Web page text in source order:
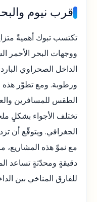
قرب نيوم
تكتسب تبوك أهميةً
ووجهات البحر الأحمر
الداخل الصحراوي
ورطوبة. ومع تطوّر هذه
الطقس للمسافرين
تختلف الأجواء بشكلٍ
الجغرافي. ويتوقّع أن
مع نموّ هذه المشاريع،
دقيقةٍ ومحدّثةٍ تساعد
للفارق المناخي بين